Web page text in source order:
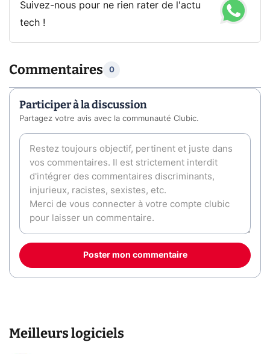
Suivez-nous pour ne rien rater de l'actu
tech !
Commentaires 0
Participer à la discussion
Partagez votre avis avec la communauté Clubic.
Poster mon commentaire
Meilleurs logiciels